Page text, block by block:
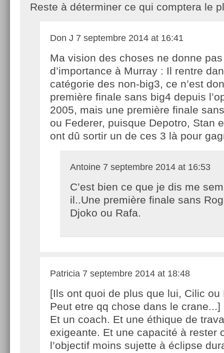
Reste à déterminer ce qui comptera le
Don J 7 septembre 2014 at 16:41
Ma vision des choses ne donne
d’importance à Murray : Il rentre
catégorie des non-big3, ce n’est
première finale sans big4 depuis
2005, mais une première finale
ou Federer, puisque Depotro, Stan
ont dû sortir un de ces 3 là pour
Antoine 7 septembre 2014 at 16:53
C’est bien ce que je dis me
il..Une première finale sans
Djoko ou Rafa.
Patricia 7 septembre 2014 at 18:48
[Ils ont quoi de plus que lui, Cilic ou
Peut etre qq chose dans le crane...]
Et un coach. Et une éthique de
exigeante. Et une capacité à rester
l’objectif moins sujette à éclipse